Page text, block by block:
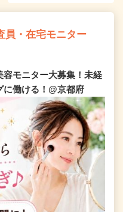
員・在宅モニター
モニター大募集！未経
に働ける！@京都府